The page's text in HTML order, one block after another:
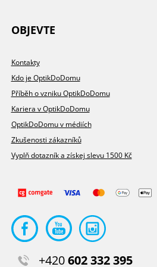
OBJEVTE
Kontakty
Kdo je OptikDoDomu
Příběh o vzniku OptikDoDomu
Kariera v OptikDoDomu
OptikDoDomu v médiích
Zkušenosti zákazníků
Vyplň dotazník a získej slevu 1500 Kč
+420602 332 395